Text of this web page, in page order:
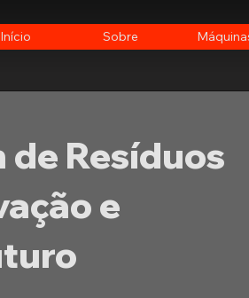
Início Sobre
Resíduos
e